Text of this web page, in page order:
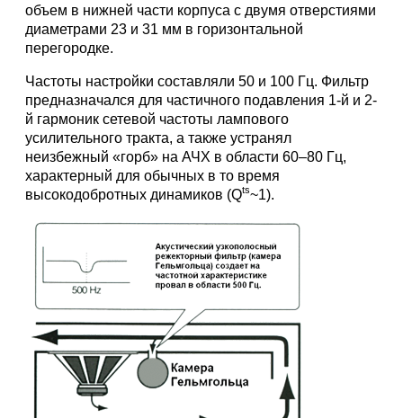
объем в нижней части корпуса с двумя отверстиями
диаметрами 23 и 31 мм в горизонтальной
перегородке.
Частоты настройки составляли 50 и 100 Гц. Фильтр
предназначался для частичного подавления 1-й и 2-
й гармоник сетевой частоты лампового
усилительного тракта, а также устранял
неизбежный «горб» на АЧХ в области 60–80 Гц,
характерный для обычных в то время
высокодобротных динамиков (Qts~1).